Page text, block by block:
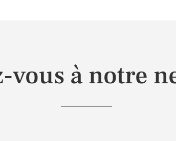
vous à notre